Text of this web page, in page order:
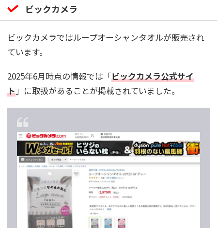
ビックカメラ
ビックカメラではループオーシャンタオルが販売され
ています。
2025年6月時点の情報では「ビックカメラ公式サイ
ト」に取扱があることが掲載されていました。